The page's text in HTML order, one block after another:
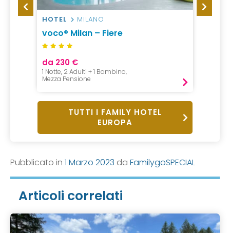
HOTEL MILANO
voco® Milan – Fiere
da 230 €
1 Notte, 2 Adulti + 1 Bambino,
Mezza Pensione
TUTTI I FAMILY HOTEL
EUROPA
Pubblicato in 1 Marzo 2023 da FamilygoSPECIAL
Articoli correlati